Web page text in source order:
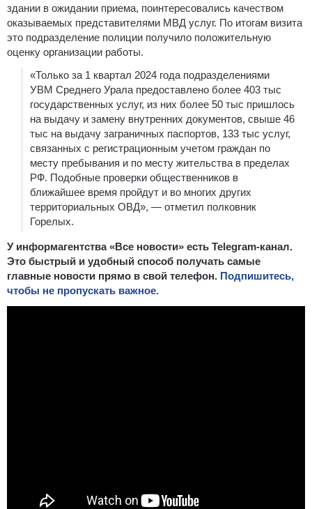
здании в ожидании приема, поинтересовались качеством
оказываемых представителями МВД услуг. По итогам визита
это подразделение полиции получило положительную
оценку организации работы.
«Только за 1 квартал 2024 года подразделениями
УВМ Среднего Урала предоставлено более 403 тыс
государственных услуг, из них более 50 тыс пришлось
на выдачу и замену внутренних документов, свыше 46
тыс на выдачу заграничных паспортов, 133 тыс услуг,
связанных с регистрационным учетом граждан по
месту пребывания и по месту жительства в пределах
РФ. Подобные проверки общественников в
ближайшее время пройдут и во многих других
территориальных ОВД», — отметил полковник
Горелых.
У информагентства «Все новости» есть Telegram-канал.
Это быстрый и удобный способ получать самые
главные новости прямо в свой телефон. Подпишитесь,
чтобы не пропускать важное.